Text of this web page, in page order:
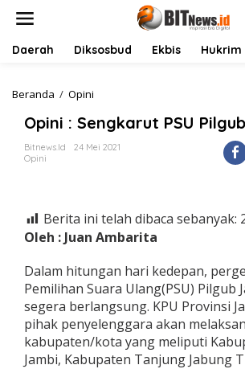
Daerah Diksosbud Ekbis Hukrim
Beranda / Opini
i
i
g
k
r
u
t
P
S
U
P
Opini : Sengkarut PSU
Bitnews.id
24 Mei 2021
Opini
Berita ini telah dibaca sebanyak:
Oleh : Juan Ambarita
Dalam hitungan hari kedepan,
Pemilihan Suara Ulang(PSU) Pilgub
segera berlangsung. KPU Provinsi
pihak penyelenggara akan
kabupaten/kota yang meliputi
Jambi, Kabupaten Tanjung Jabung